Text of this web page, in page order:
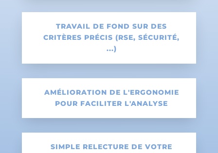
TRAVAIL DE FOND SUR DES
CRITÈRES PRÉCIS (RSE, SÉCURITÉ,
...)
AMÉLIORATION DE L'ERGONOMIE
POUR FACILITER L'ANALYSE
SIMPLE RELECTURE DE VOTRE